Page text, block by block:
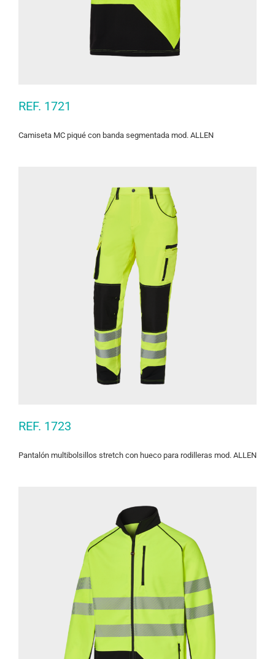
REF. 1721
Camiseta MC piqué con banda segmentada mod. ALLEN
REF. 1723
Pantalón multibolsillos stretch con hueco para rodilleras mod. ALLEN